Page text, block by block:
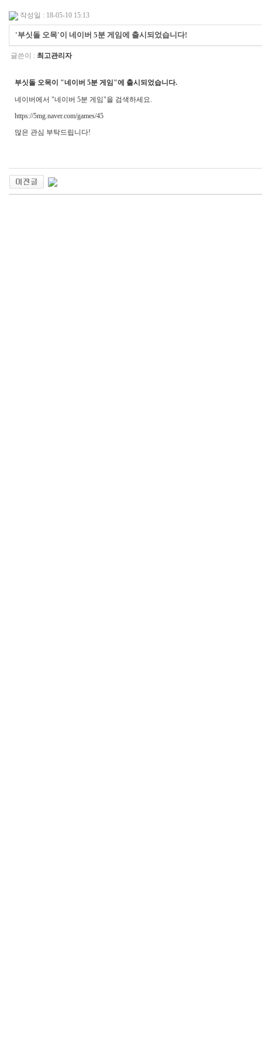
작성일 : 18-05-10 15:13
'부싯돌 오목'이 네이버 5분 게임에 출시되었습니다!
글쓴이 : 최고관리자
부싯돌 오목이 "네이버 5분 게임"에 출시되었습니다.
네이버에서 "네이버 5분 게임"을 검색하세요.
https://5mg.naver.com/games/45
많은 관심 부탁드립니다!